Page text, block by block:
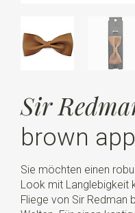
Sir
brown
Sie möchten einen
Look mit Langlebigkeit
Fliege von Sir Redman